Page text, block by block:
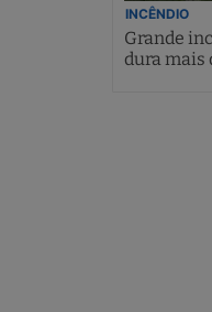
INCÊNDIO
Grande
dura mais